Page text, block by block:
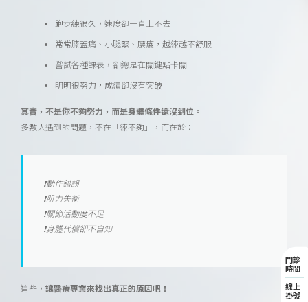
跑步練很久，速度卻一直上不去
常常膝蓋痛、小腿緊、腰痠，越練越不舒服
嘗試各種課表，卻總是在關鍵點卡關
明明很努力，成績卻沒有突破
其實，不是你不夠努力，而是身體條件還沒到位。
多數人遇到的問題，不在「練不夠」，而在於：
❗動作錯誤
❗肌力失衡
❗關節活動度不足
❗身體代償卻不自知
這些， 讓醫療專業來找出真正的原因吧！
門診
時間
線上
掛號